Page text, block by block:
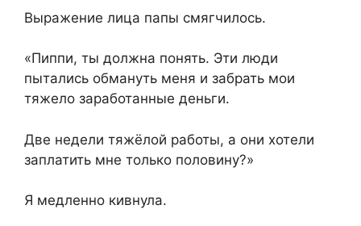
Выражение лица папы смягчилось.
«Пиппи, ты должна понять. Эти люди
пытались обмануть меня и забрать мои
тяжело заработанные деньги.
Две недели тяжёлой работы, а они хотели
заплатить мне только половину?»
Я медленно кивнула.